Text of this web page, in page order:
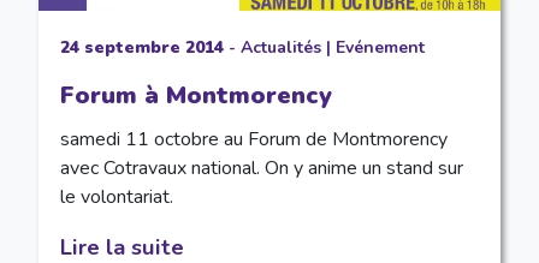
24 septembre 2014- Actualités| Evénement
Forum à Montmorency
samedi 11 octobre au Forum de Montmorency
avec Cotravaux national. On y anime un stand sur
le volontariat.
Lire la suite